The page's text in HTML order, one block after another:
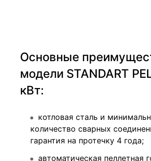
Основные
модели STANDART
кВт:
котловая сталь и
количество сварных
гарантия на протечку 4 года;
автоматическая пеллетная